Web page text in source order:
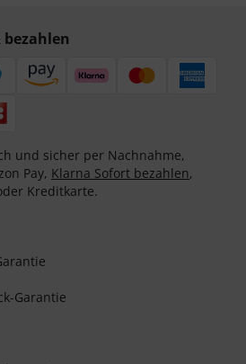
und sicher per Nachnahme,
Pay, Klarna Sofort bezahlen,
Kreditkarte.
Garantie